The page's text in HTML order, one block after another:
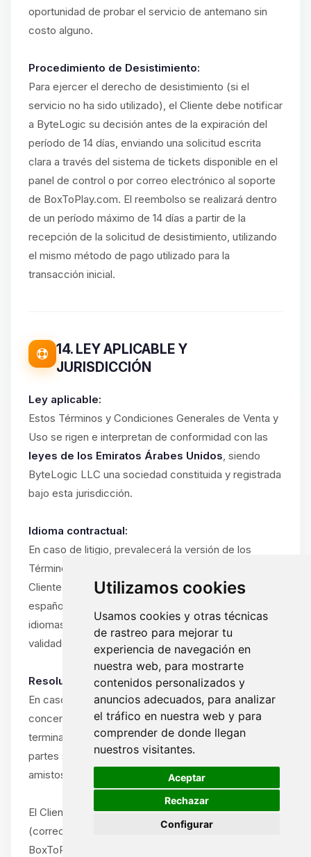
Utilizamos cookies
Usamos cookies y otras técnicas
de rastreo para mejorar tu
experiencia de navegación en
nuestra web, para mostrarte
contenidos personalizados y
anuncios adecuados, para analizar
el tráfico en nuestra web y para
comprender de donde llegan
nuestros visitantes.
Aceptar
Rechazar
Configurar
oportunidad de probar el servicio de antemano sin
costo alguno.
Procedimiento de Desistimiento:
Para ejercer el derecho de desistimiento (si el
servicio no ha sido utilizado), el Cliente debe notificar
a ByteLogic su decisión antes de la expiración del
período de 14 días, enviando una solicitud escrita
clara a través del sistema de tickets disponible en el
panel de control o por correo electrónico al soporte
de BoxToPlay.com. El reembolso se realizará dentro
de un período máximo de 14 días a partir de la
recepción de la solicitud de desistimiento, utilizando
el mismo método de pago utilizado para la
transacción inicial.
14. LEY APLICABLE Y
JURISDICCIÓN
Ley aplicable:
Estos Términos y Condiciones Generales de Venta y
Uso se rigen e interpretan de conformidad con las
leyes de los Emiratos Árabes Unidos, siendo
ByteLogic LLC una sociedad constituida y registrada
bajo esta jurisdicción.
Idioma contractual:
En caso de litigio, prevalecerá la versión de los
Términos y Condiciones en el idioma utilizado por el
Cliente durante la suscripción (francés, inglés o
español). Si el Cliente ha utilizado el sitio en varios
idiomas, prevalecerá el idioma del último pedido
validado.
Resolución amistosa obligatoria:
En caso de disputa entre el Cliente y ByteLogic
concerniente a la interpretación, ejecución o
terminación de estos Términos y Condiciones, las
partes se comprometen a intentar resolver la disputa
amistosamente antes de cualquier acción legal.
El Cliente debe notificar la disputa por escrito
(correo electrónico o carta certificada) al soporte de
BoxToPlay.com, describiendo la naturaleza del
🍪